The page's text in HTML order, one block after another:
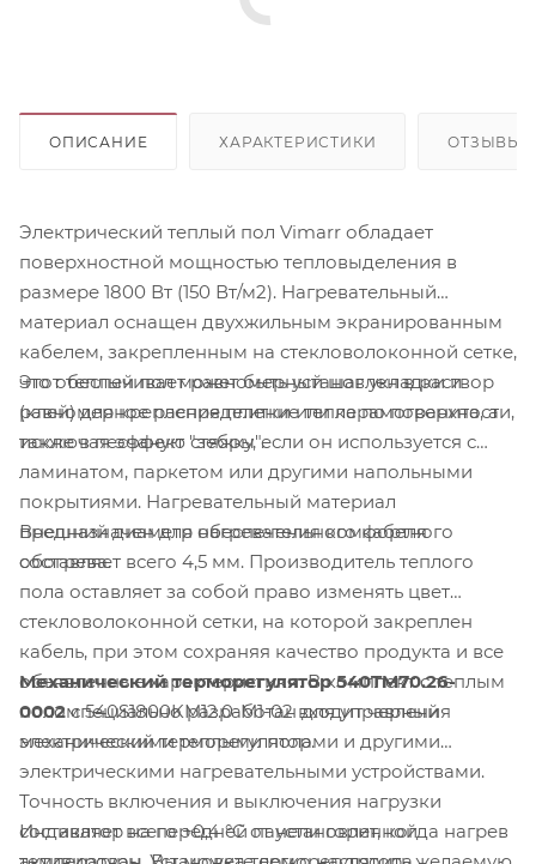
ОПИСАНИЕ ХАРАКТЕРИСТИКИ ОТЗЫВЫ
Электрический теплый пол Vimarr обладает
поверхностной мощностью тепловыделения в
размере 1800 Вт (150 Вт/м2). Нагревательный
материал оснащен двухжильным экранированным
кабелем, закрепленным на стекловолоконной сетке,
что обеспечивает равномерный шаг укладки и
равномерное распределение тепла по поверхности,
исключая эффект "зебры".
Этот теплый пол может быть установлен в раствор
(клей) для крепления плитки или керамогранита, а
также в песчаную стяжку, если он используется с
ламинатом, паркетом или другими напольными
покрытиями. Нагревательный материал
предназначен для обеспечения комфортного
обогрева.
Внешний диаметр нагревательного кабеля
составляет всего 4,5 мм. Производитель теплого
пола оставляет за собой право изменять цвет
стекловолоконной сетки, на которой закреплен
кабель, при этом сохраняя качество продукта и все
объявленные характеристики. В комплект с теплым
полом 540S1800KM12.0-M1-02 входит черный
механический терморегулятор.
Механический терморегулятор 540TM70.26-
0002специально разработан для управления
электрическими теплыми полами и другими
электрическими нагревательными устройствами.
Точность включения и выключения нагрузки
составляет всего +0,4 °C от установленной
Индикатор на передней панели горит, когда нагрев